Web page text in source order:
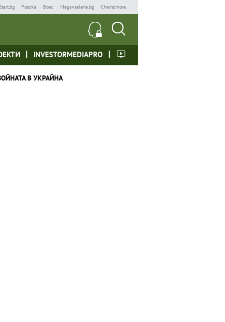
Posoka Boec Megavselena.bg Chernomore
INVESTORMEDIAPRO
В УКРАЙНА